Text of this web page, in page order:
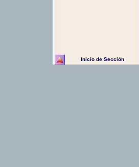
Inicio de Sección